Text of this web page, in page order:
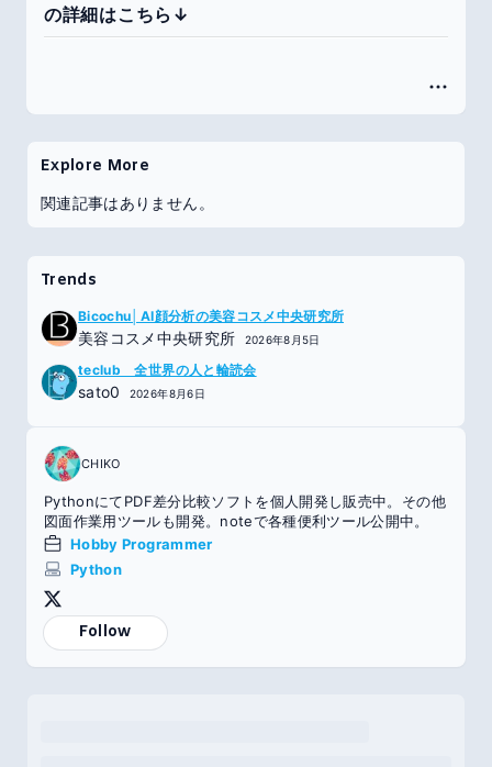
の詳細はこちら↓
Explore More
関連記事はありません。
Trends
Bicochu│AI顔分析の美容コスメ中央研究所
美容コスメ中央研究所 2026年8月5日
teclub 全世界の人と輪読会
sato0 2026年8月6日
CHIKO
PythonにてPDF差分比較ソフトを個人開発し販売中。その他
図面作業用ツールも開発。noteで各種便利ツール公開中。
Hobby Programmer
Python
Follow